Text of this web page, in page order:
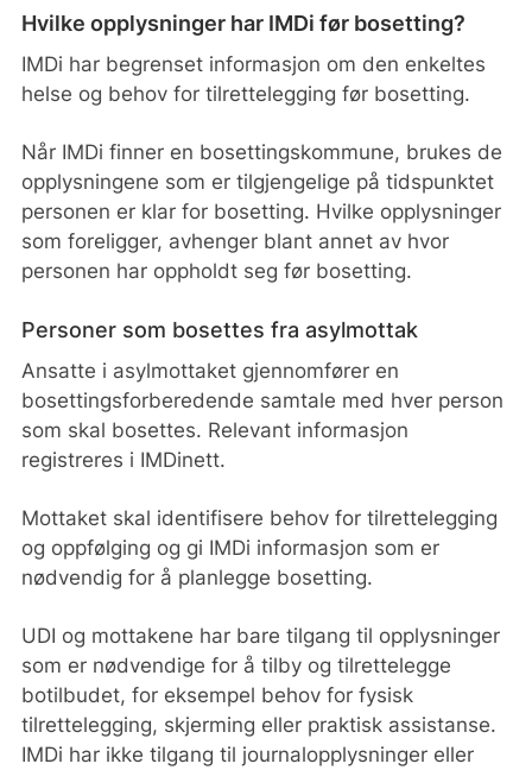
Hvilke opplysninger har IMDi før bosetting?
IMDi har begrenset informasjon om den enkeltes
helse og behov for tilrettelegging før bosetting.
Når IMDi finner en bosettingskommune, brukes de
opplysningene som er tilgjengelige på tidspunktet
personen er klar for bosetting. Hvilke opplysninger
som foreligger, avhenger blant annet av hvor
personen har oppholdt seg før bosetting.
Personer som bosettes fra asylmottak
Ansatte i asylmottaket gjennomfører en
bosettingsforberedende samtale med hver person
som skal bosettes. Relevant informasjon
registreres i IMDinett.
Mottaket skal identifisere behov for tilrettelegging
og oppfølging og gi IMDi informasjon som er
nødvendig for å planlegge bosetting.
UDI og mottakene har bare tilgang til opplysninger
som er nødvendige for å tilby og tilrettelegge
botilbudet, for eksempel behov for fysisk
tilrettelegging, skjerming eller praktisk assistanse.
IMDi har ikke tilgang til journalopplysninger eller